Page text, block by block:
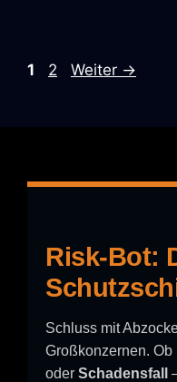
Seite
1 Seite
2 Weiter →
Risk-Bot:
Schluss mit
Großkonzernen. Ob
oder Schadensfall